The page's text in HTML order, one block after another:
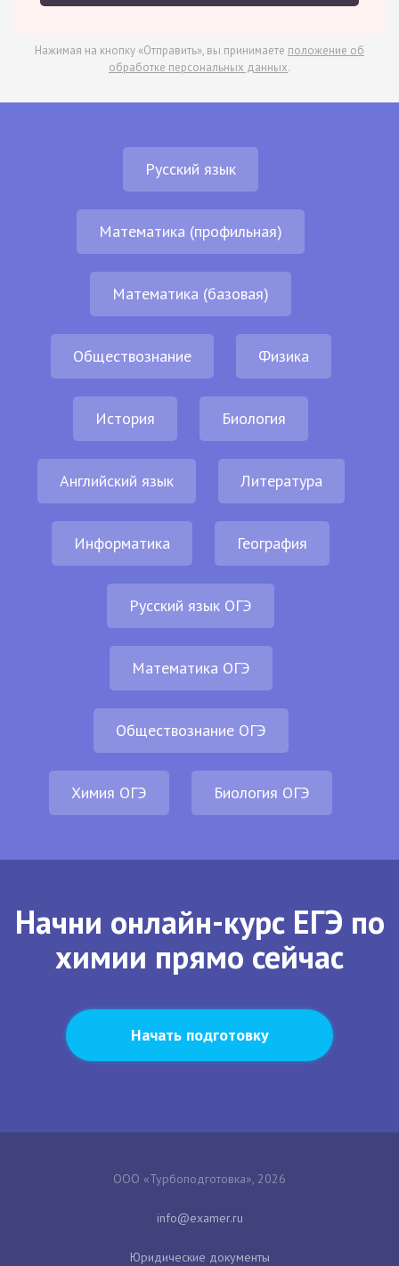
Нажимая на кнопку «Отправить», вы принимаете положение об
обработке персональных данных.
Русский язык
Математика (профильная)
Математика (базовая)
Обществознание Физика
История Биология
Английский язык Литература
Информатика География
Русский язык ОГЭ
Математика ОГЭ
Обществознание ОГЭ
Химия ОГЭ Биология ОГЭ
Начни онлайн-курс ЕГЭ по
химии прямо сейчас
Начать подготовку
ООО «Турбоподготовка», 2026
Юридические документы